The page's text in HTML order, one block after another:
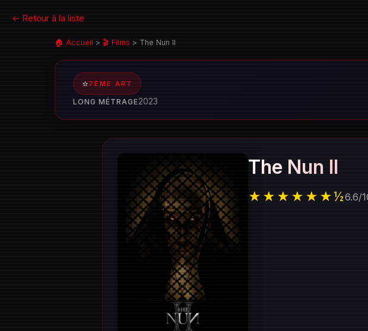
← Retour à la liste
🏠 Accueil > 🎬 Films > The Nun II
⭐7ÈME ART
LONG MÉTRAGE2023
The Nun II
★★★★★★½6.6/